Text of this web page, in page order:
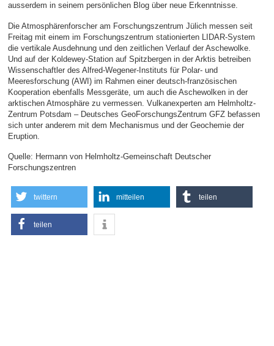
ausserdem in seinem persönlichen Blog über neue Erkenntnisse.
Die Atmosphärenforscher am Forschungszentrum Jülich messen seit
Freitag mit einem im Forschungszentrum stationierten LIDAR-System
die vertikale Ausdehnung und den zeitlichen Verlauf der Aschewolke.
Und auf der Koldewey-Station auf Spitzbergen in der Arktis betreiben
Wissenschaftler des Alfred-Wegener-Instituts für Polar- und
Meeresforschung (AWI) im Rahmen einer deutsch-französischen
Kooperation ebenfalls Messgeräte, um auch die Aschewolken in der
arktischen Atmosphäre zu vermessen. Vulkanexperten am Helmholtz-
Zentrum Potsdam – Deutsches GeoForschungsZentrum GFZ befassen
sich unter anderem mit dem Mechanismus und der Geochemie der
Eruption.
Quelle: Hermann von Helmholtz-Gemeinschaft Deutscher
Forschungszentren
twittern mitteilen teilen
teilen